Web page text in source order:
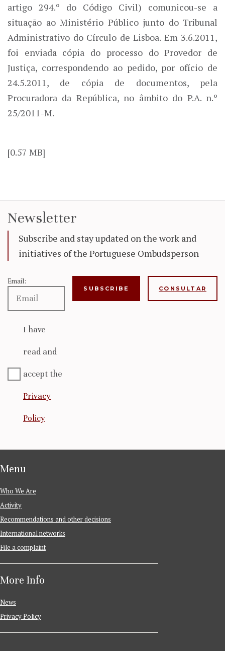
artigo 294.º do Código Civil) comunicou-se a
situação ao Ministério Público junto do Tribunal
Administrativo do Círculo de Lisboa. Em 3.6.2011,
foi enviada cópia do processo do Provedor de
Justiça, correspondendo ao pedido, por ofício de
24.5.2011, de cópia de documentos, pela
Procuradora da República, no âmbito do P.A. n.º
25/2011-M.
[0.57 MB]
Newsletter
Subscribe and stay updated on the work and
initiatives of the Portuguese Ombudsperson
Email:
I have
read and
accept the
Privacy
Policy
CONSULTAR
Menu
Who We Are
Activity
Recommendations and other decisions
International networks
File a complaint
More Info
News
Privacy Policy